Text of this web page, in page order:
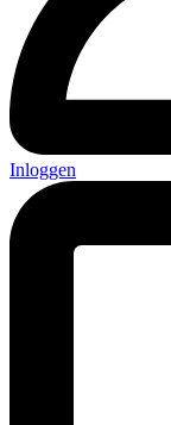
Inloggen